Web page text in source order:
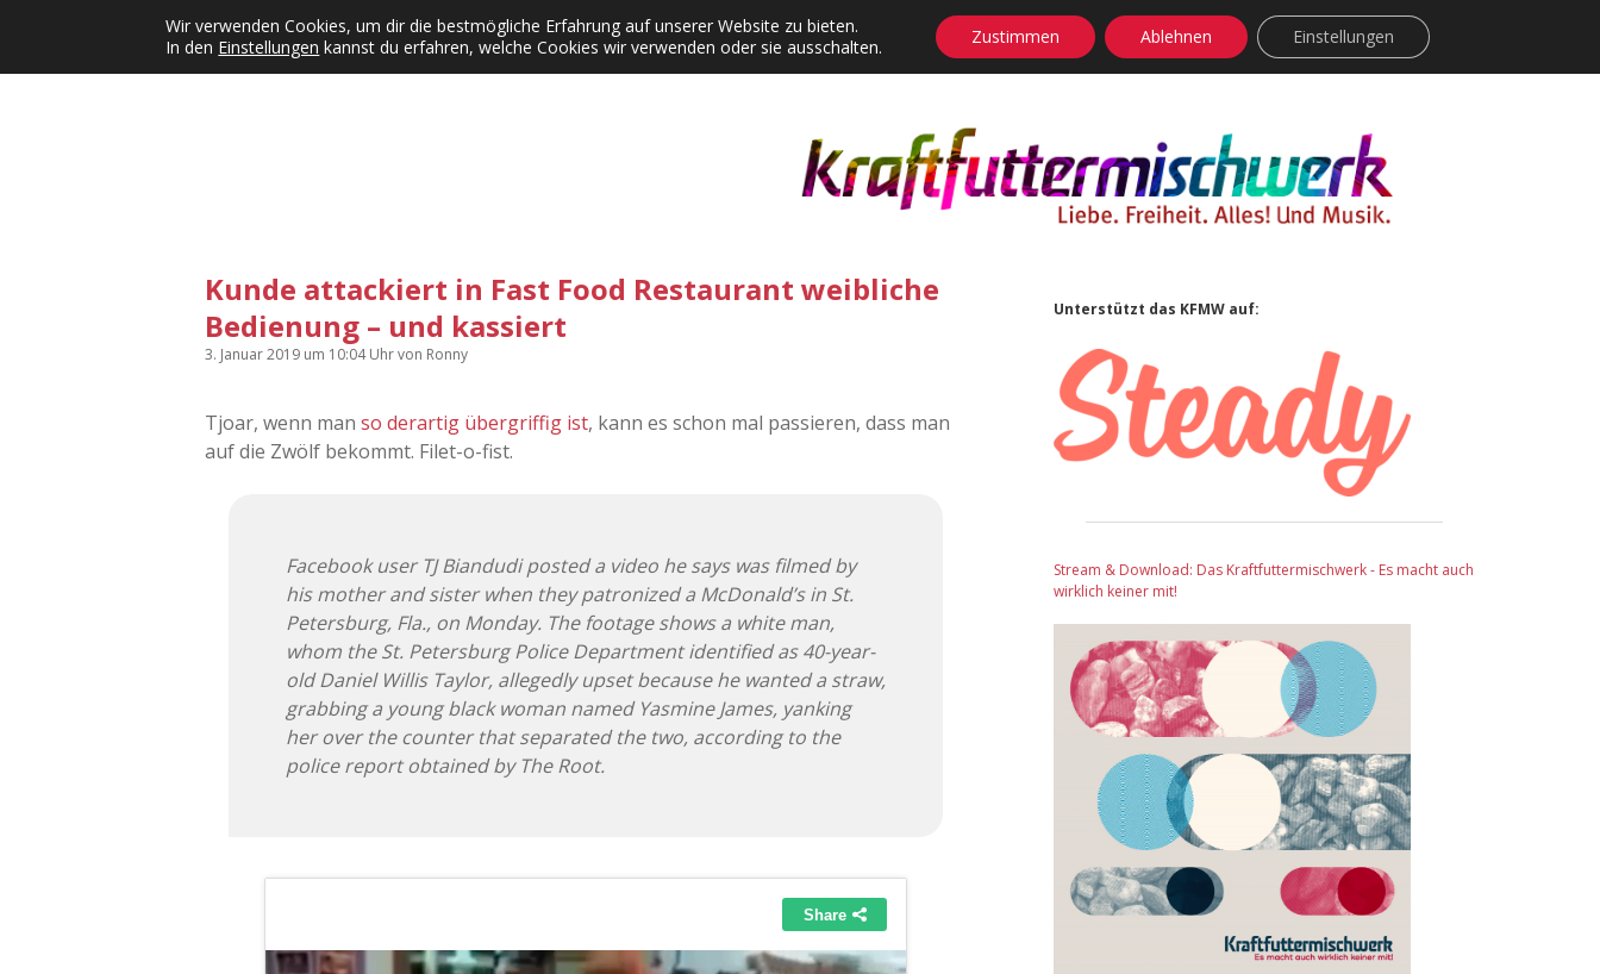
Kategorien Dropdown-Menü öffnen
KFMW-Disco Dates Instagrams Contact Adventskalender Dropdown-Menü öffnen facebook
instagram
rss soundcloud
vimeoBluesky
Kunde attackiert in Fast Food Restaurant weibliche
Bedienung – und kassiert
3. Januar 2019 um 10:04 Uhrvon Ronny
Tjoar, wenn man so derartig übergriffig ist, kann es schon mal passieren, dass man
auf die Zwölf bekommt. Filet-o-fist.
Facebook user TJ Biandudi posted a video he says was filmed by
his mother and sister when they patronized a McDonald’s in St.
Petersburg, Fla., on Monday. The footage shows a white man,
whom the St. Petersburg Police Department identified as 40-year-
old Daniel Willis Taylor, allegedly upset because he wanted a straw,
grabbing a young black woman named Yasmine James, yanking
her over the counter that separated the two, according to the
police report obtained by The Root.
Sidebar
Unterstützt das KFMW auf:
Stream & Download: Das Kraftfuttermischwerk - Es macht auch
wirklich keiner mit!
Wir verwenden Cookies, um dir die bestmögliche Erfahrung auf unserer Website zu bieten.
In den Einstellungen kannst du erfahren, welche Cookies wir verwenden oder sie ausschalten. Zustimmen Ablehnen Einstellungen